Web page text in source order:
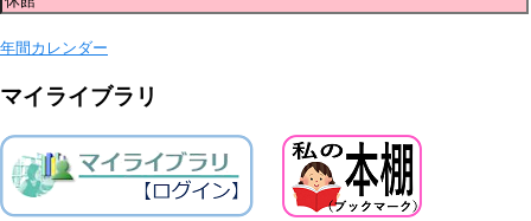
年間カレンダー
マイライブラリ